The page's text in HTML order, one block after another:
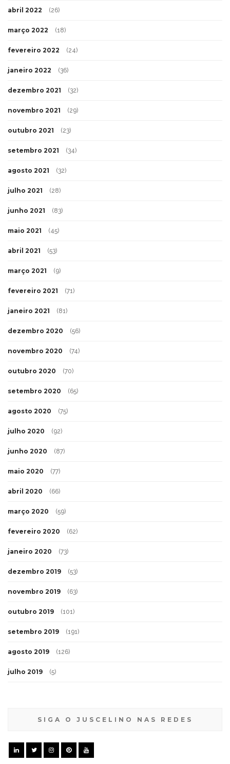
abril 2022 (26)
março 2022 (18)
fevereiro 2022 (24)
janeiro 2022 (36)
dezembro 2021 (32)
novembro 2021 (29)
outubro 2021 (23)
setembro 2021 (34)
agosto 2021 (32)
julho 2021 (28)
junho 2021 (83)
maio 2021 (45)
abril 2021 (53)
março 2021 (9)
fevereiro 2021 (71)
janeiro 2021 (81)
dezembro 2020 (56)
novembro 2020 (74)
outubro 2020 (70)
setembro 2020 (65)
agosto 2020 (75)
julho 2020 (92)
junho 2020 (87)
maio 2020 (77)
abril 2020 (66)
março 2020 (59)
fevereiro 2020 (62)
janeiro 2020 (73)
dezembro 2019 (53)
novembro 2019 (63)
outubro 2019 (101)
setembro 2019 (191)
agosto 2019 (126)
julho 2019 (5)
SIGA O JUSCELINO NAS REDES